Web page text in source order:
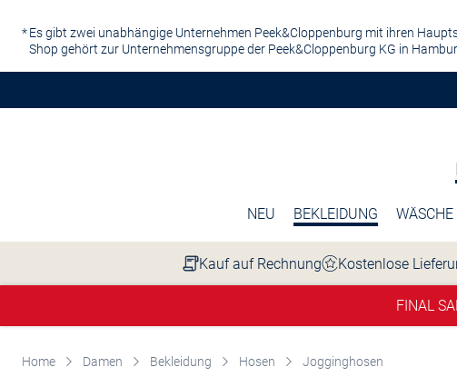
Es gibt zwei unabhängige Unternehmen Peek&Cloppenburg mit ihren
Shop gehört zur Unternehmensgruppe der Peek&Cloppenburg KG in
NEU BEKLEIDUNG WÄSCHE
Kauf auf Rechnung Kostenlose
FINAL
Home Damen Bekleidung Hosen Jogginghosen